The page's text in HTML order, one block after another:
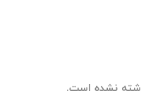
نشده است.